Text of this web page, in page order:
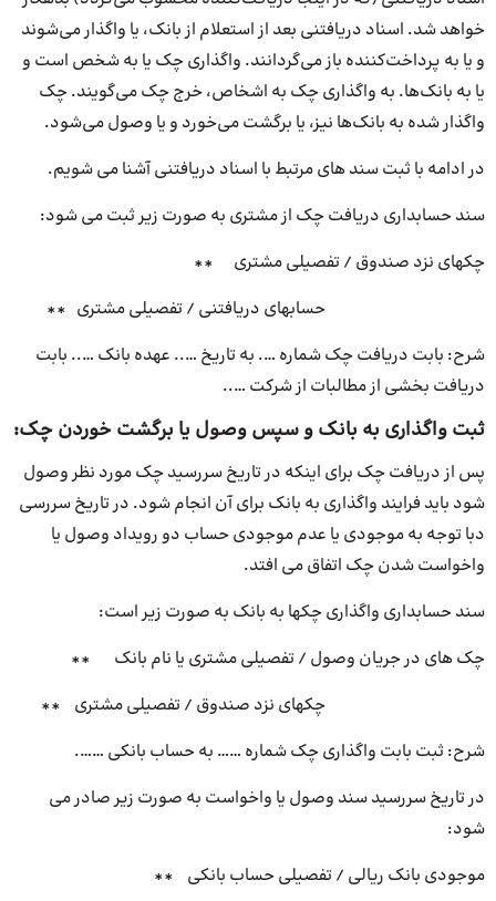
خواهد شد. اسناد دریافتنی بعد از استعلام از بانک، یا واگذار می‌شوند
و یا به پرداخت‌کننده باز می‌گردانند. واگذاری چک یا به شخص است و
یا به بانک‌ها. به واگذاری چک به اشخاص، خرج چک می‌گویند. چک
واگذار شده به بانک‌ها نیز، یا برگشت می‌خورد و یا وصول می‌شود.
در ادامه با ثبت سند های مرتبط با اسناد دریافتنی آشنا می شویم.
سند حسابداری دریافت چک از مشتری به صورت زیر ثبت می شود:
چکهای نزد صندوق / تفصیلی مشتری **
حسابهای دریافتنی / تفصیلی مشتری **
شرح: بابت دریافت چک شماره …. به تاریخ ….. عهده بانک ….. بابت
دریافت بخشی از مطالبات از شرکت …..
ثبت واگذاری به بانک و سپس وصول یا برگشت خوردن چک:
پس از دریافت چک برای اینکه در تاریخ سررسید چک مورد نظر وصول
شود باید فرایند واگذاری به بانک برای آن انجام شود. در تاریخ سررسی
دبا توجه به موجودی یا عدم موجودی حساب دو رویداد وصول یا
واخواست شدن چک اتفاق می افتد.
سند حسابداری واگذاری چکها به بانک به صورت زیر است:
چک های در جریان وصول / تفصیلی مشتری یا نام بانک **
چکهای نزد صندوق / تفصیلی مشتری **
شرح: ثبت بابت واگذاری چک شماره …… به حساب بانکی …….
در تاریخ سررسید سند وصول یا واخواست به صورت زیر صادر می
شود:
موجودی بانک ریالی / تفصیلی حساب بانکی **